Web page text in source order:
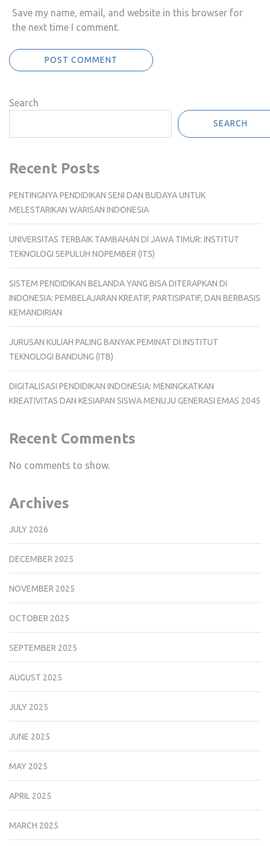
Save my name, email, and website in this browser for
the next time I comment.
Search
SEARCH
Recent Posts
PENTINGNYA PENDIDIKAN SENI DAN BUDAYA UNTUK
MELESTARIKAN WARISAN INDONESIA
UNIVERSITAS TERBAIK TAMBAHAN DI JAWA TIMUR: INSTITUT
TEKNOLOGI SEPULUH NOPEMBER (ITS)
SISTEM PENDIDIKAN BELANDA YANG BISA DITERAPKAN DI
INDONESIA: PEMBELAJARAN KREATIF, PARTISIPATIF, DAN BERBASIS
KEMANDIRIAN
JURUSAN KULIAH PALING BANYAK PEMINAT DI INSTITUT
TEKNOLOGI BANDUNG (ITB)
DIGITALISASI PENDIDIKAN INDONESIA: MENINGKATKAN
KREATIVITAS DAN KESIAPAN SISWA MENUJU GENERASI EMAS 2045
Recent Comments
No comments to show.
Archives
JULY 2026
DECEMBER 2025
NOVEMBER 2025
OCTOBER 2025
SEPTEMBER 2025
AUGUST 2025
JULY 2025
JUNE 2025
MAY 2025
APRIL 2025
MARCH 2025